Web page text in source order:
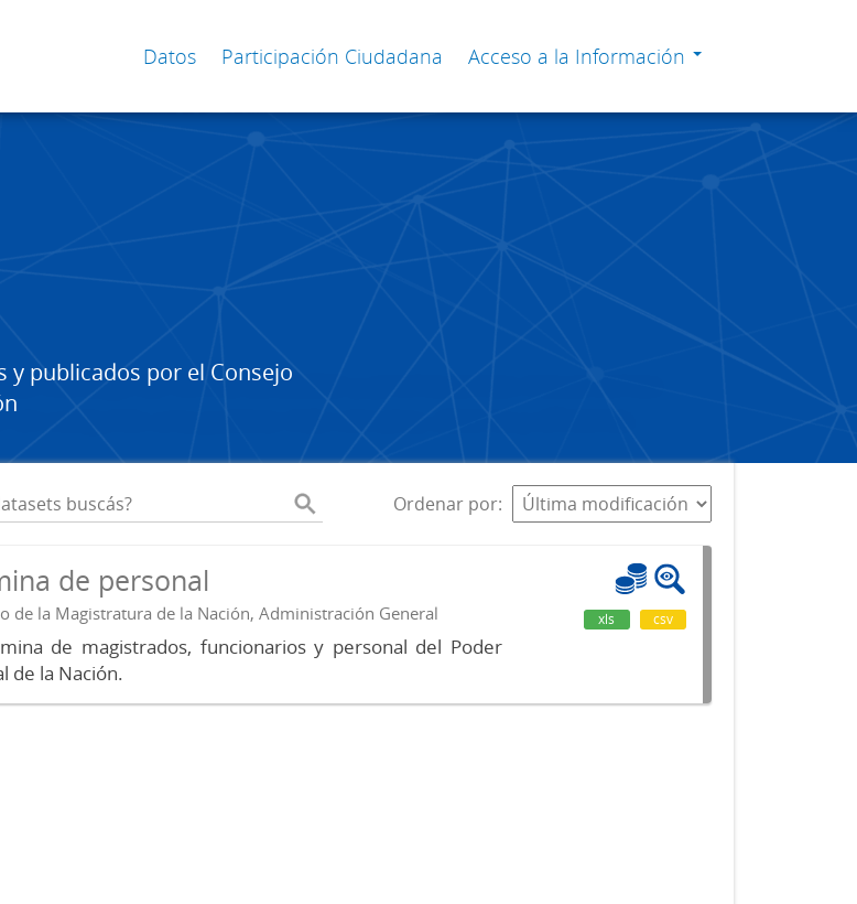
Datos Participación Ciudadana Acceso a la Información
y publicados por el Consejo
Ordenar por
de personal
de la Magistratura de la Nación, Administración General
de magistrados, funcionarios y personal del Poder
de la Nación.
xls csv